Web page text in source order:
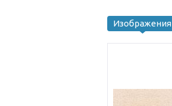
Изображения